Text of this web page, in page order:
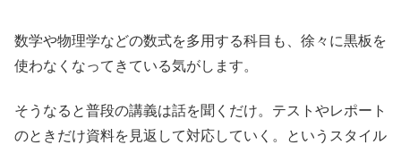
数学や物理学などの数式を多用する科目も、徐々に黒板を
使わなくなってきている気がします。
そうなると普段の講義は話を聞くだけ。テストやレポート
のときだけ資料を見返して対応していく。というスタイル